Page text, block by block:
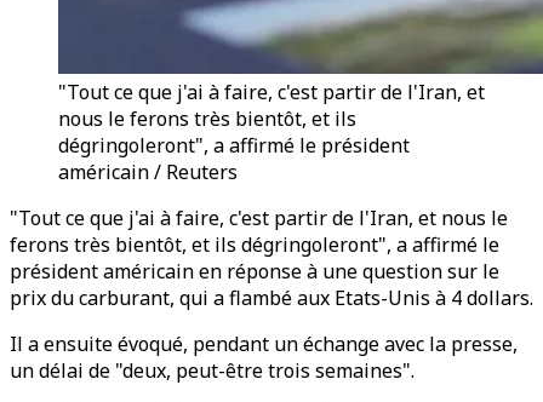
"Tout ce que j'ai à faire, c'est partir de l'Iran, et
nous le ferons très bientôt, et ils
dégringoleront", a affirmé le président
américain / Reuters
"Tout ce que j'ai à faire, c'est partir de l'Iran, et nous le
ferons très bientôt, et ils dégringoleront", a affirmé le
président américain en réponse à une question sur le
prix du carburant, qui a flambé aux Etats-Unis à 4 dollars.
Il a ensuite évoqué, pendant un échange avec la presse,
un délai de "deux, peut-être trois semaines".